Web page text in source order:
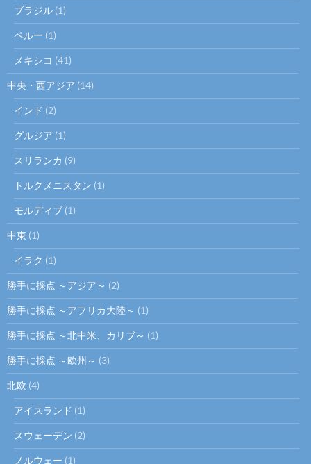
ブラジル (1)
ペルー (1)
メキシコ (41)
中央・西アジア (14)
インド (2)
グルジア (1)
スリランカ (9)
トルクメニスタン (1)
モルディブ (1)
中東 (1)
イラク (1)
勝手に採点 ～アジア～ (2)
勝手に採点 ～アフリカ大陸～ (1)
勝手に採点 ～北中米、カリブ～ (1)
勝手に採点 ～欧州～ (3)
北欧 (4)
アイスランド (1)
スウェーデン (2)
ノルウェー (1)